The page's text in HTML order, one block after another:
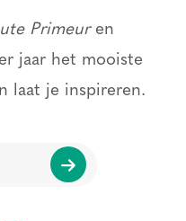
Primeuren
jaar het mooiste
laat je inspireren.